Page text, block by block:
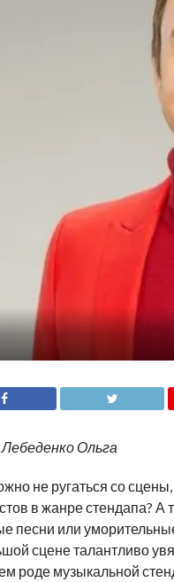
Ольга
не ругаться со
в жанре стендапа? А
песни или
сцене талантливо
роде музыкальной